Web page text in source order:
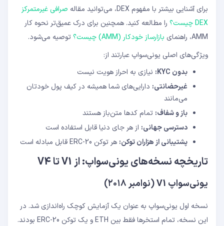
Impermanent Loss در یونی‌سواپ چیست و چقدر
خطرناک است؟
برای آشنایی بیشتر با مفهوم DEX، می‌توانید مقاله
صرافی غیرمتمرکز
DEX چیست؟
را مطالعه کنید. همچنین برای درک عمیق‌تر نحوه کار
AMM، راهنمای
بازارساز خودکار (AMM) چیست؟
توصیه می‌شود.
ویژگی‌های اصلی یونی‌سواپ عبارتند از:
بدون KYC:
نیازی به احراز هویت نیست
غیرحضانتی: دارایی‌های شما همیشه در کیف پول خودتان
می‌مانند
باز و شفاف: تمام کدها متن‌باز هستند
دسترسی جهانی: از هر جای دنیا قابل استفاده است
پشتیبانی از هزاران توکن: هر توکن ERC-20 قابل مبادله است
تاریخچه نسخه‌های یونی‌سواپ: از V1 تا V4
یونی‌سواپ V1 (نوامبر ۲۰۱۸)
نسخه اول یونی‌سواپ به عنوان یک آزمایش کوچک راه‌اندازی شد. در
این نسخه، تمام استخرها فقط بین ETH و یک توکن ERC-20 بودند.